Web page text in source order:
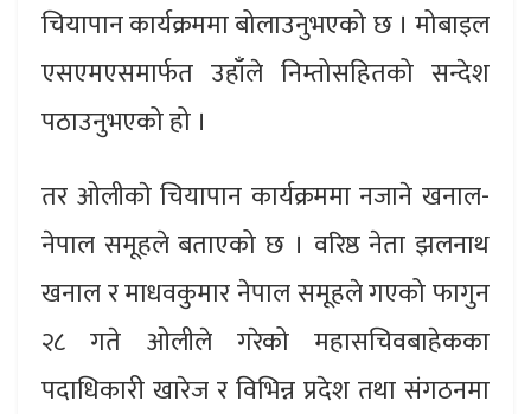
चियापान कार्यक्रममा बोलाउनुभएको छ । मोबाइल
एसएमएसमार्फत उहाँले निम्तोसहितको सन्देश
पठाउनुभएको हो ।
तर ओलीकाे चियापान कार्यक्रममा नजाने खनाल-
नेपाल समूहले बताएको छ । वरिष्ठ नेता झलनाथ
खनाल र माधवकुमार नेपाल समूहले गएको फागुन
२८ गते ओलीले गरेको महासचिवबाहेकका
पदाधिकारी खारेज र विभिन्न प्रदेश तथा संगठनमा